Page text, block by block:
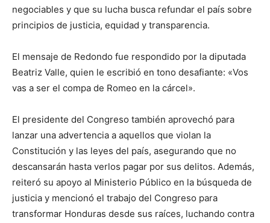
negociables y que su lucha busca refundar el país sobre
principios de justicia, equidad y transparencia.
El mensaje de Redondo fue respondido por la diputada
Beatriz Valle, quien le escribió en tono desafiante: «Vos
vas a ser el compa de Romeo en la cárcel».
El presidente del Congreso también aprovechó para
lanzar una advertencia a aquellos que violan la
Constitución y las leyes del país, asegurando que no
descansarán hasta verlos pagar por sus delitos. Además,
reiteró su apoyo al Ministerio Público en la búsqueda de
justicia y mencionó el trabajo del Congreso para
transformar Honduras desde sus raíces, luchando contra